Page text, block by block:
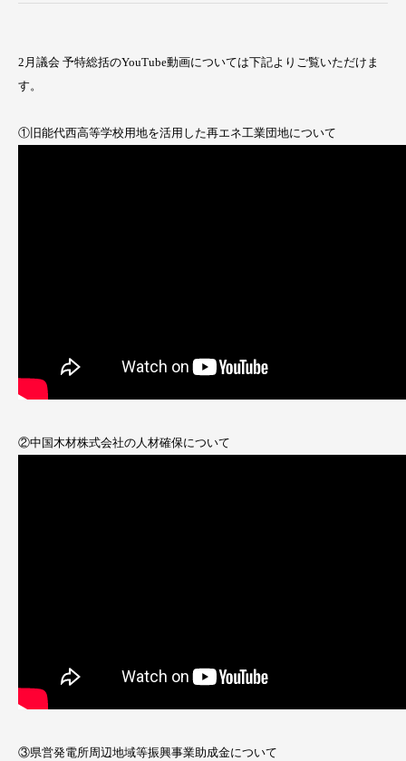
2月議会 予特総括のYouTube動画については下記よりご覧いただけま
す。
①旧能代西高等学校用地を活用した再エネ工業団地について
②中国木材株式会社の人材確保について
③県営発電所周辺地域等振興事業助成金について